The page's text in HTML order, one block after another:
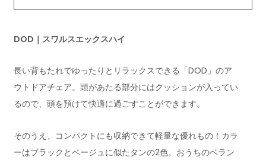
DOD｜スワルスエックスハイ
長い背もたれでゆったりとリラックスできる「DOD」のア
ウトドアチェア。頭があたる部分にはクッションが入ってい
るので、頭を預けて快適に過ごすことができます。
そのうえ、コンパクトにも収納できて軽量な優れもの！カラ
ーはブラックとベージュに似たタンの2色。おうちのベラン